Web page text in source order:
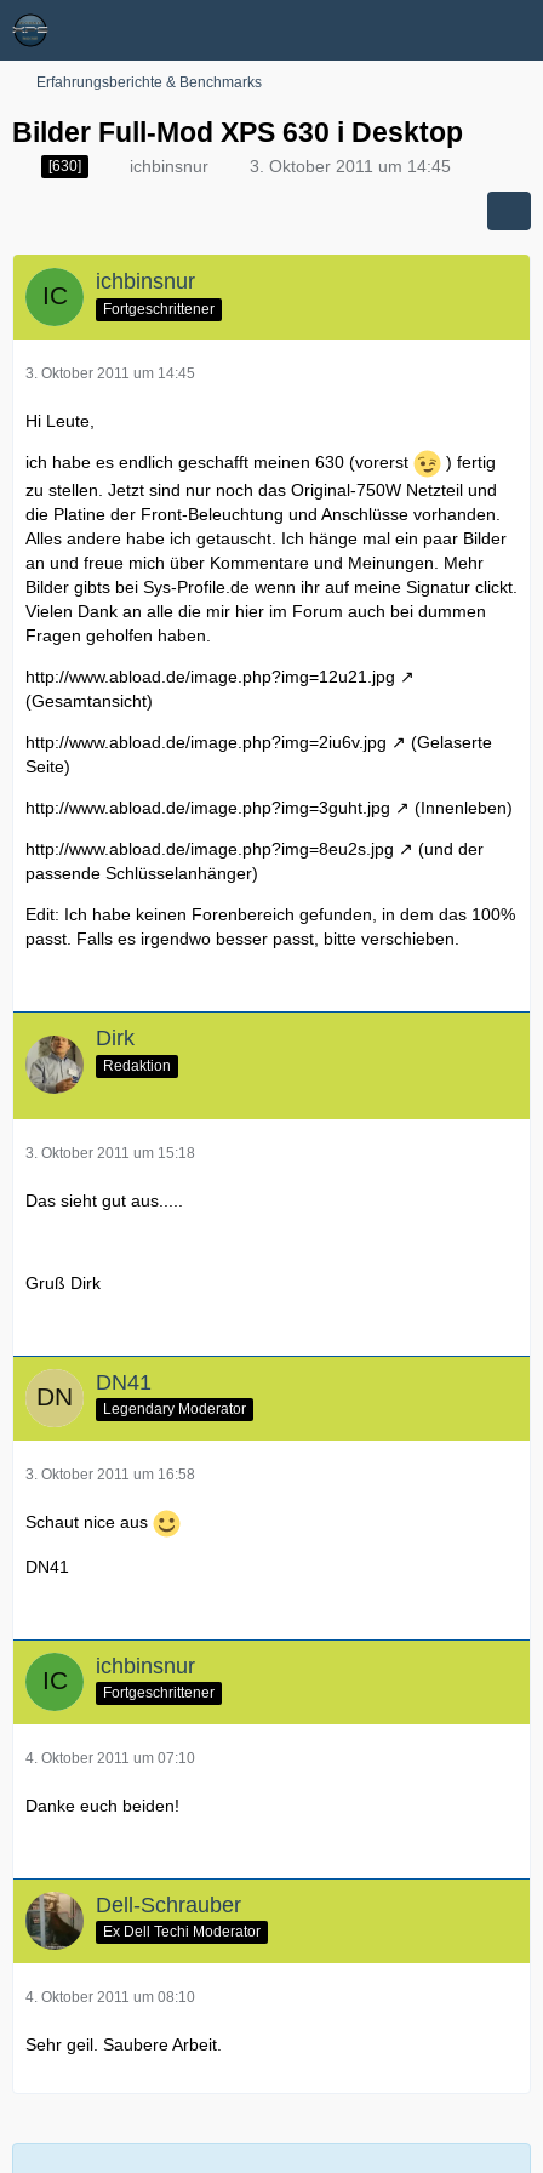
Erfahrungsberichte & Benchmarks
Bilder Full-Mod XPS 630 i Desktop
[630] ichbinsnur 3. Oktober 2011 um 14:45
ichbinsnur
Fortgeschrittener
3. Oktober 2011 um 14:45
Hi Leute,
ich habe es endlich geschafft meinen 630 (vorerst
) fertig
zu stellen. Jetzt sind nur noch das Original-750W Netzteil und
die Platine der Front-Beleuchtung und Anschlüsse vorhanden.
Alles andere habe ich getauscht. Ich hänge mal ein paar Bilder
an und freue mich über Kommentare und Meinungen. Mehr
Bilder gibts bei Sys-Profile.de wenn ihr auf meine Signatur clickt.
Vielen Dank an alle die mir hier im Forum auch bei dummen
Fragen geholfen haben.
http://www.abload.de/image.php?img=12u21.jpg
(Gesamtansicht)
http://www.abload.de/image.php?img=2iu6v.jpg
(Gelaserte
Seite)
http://www.abload.de/image.php?img=3guht.jpg (Innenleben)
http://www.abload.de/image.php?img=8eu2s.jpg
(und der
passende Schlüsselanhänger)
Edit: Ich habe keinen Forenbereich gefunden, in dem das 100%
passt. Falls es irgendwo besser passt, bitte verschieben.
Dirk
Redaktion
3. Oktober 2011 um 15:18
Das sieht gut aus.....
Gruß Dirk
DN41
Legendary Moderator
3. Oktober 2011 um 16:58
Schaut nice aus
DN41
ichbinsnur
Fortgeschrittener
4. Oktober 2011 um 07:10
Danke euch beiden!
Dell-Schrauber
Ex Dell Techi Moderator
4. Oktober 2011 um 08:10
Sehr geil. Saubere Arbeit.